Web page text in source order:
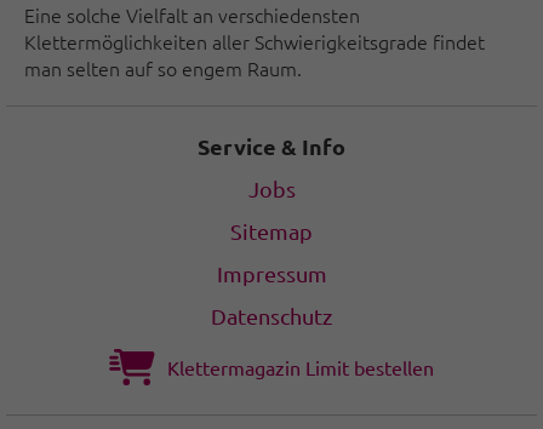
Eine solche Vielfalt an verschiedensten
Klettermöglichkeiten aller Schwierigkeitsgrade findet
man selten auf so engem Raum.
Service & Info
Jobs
Sitemap
Impressum
Datenschutz
Klettermagazin Limit bestellen